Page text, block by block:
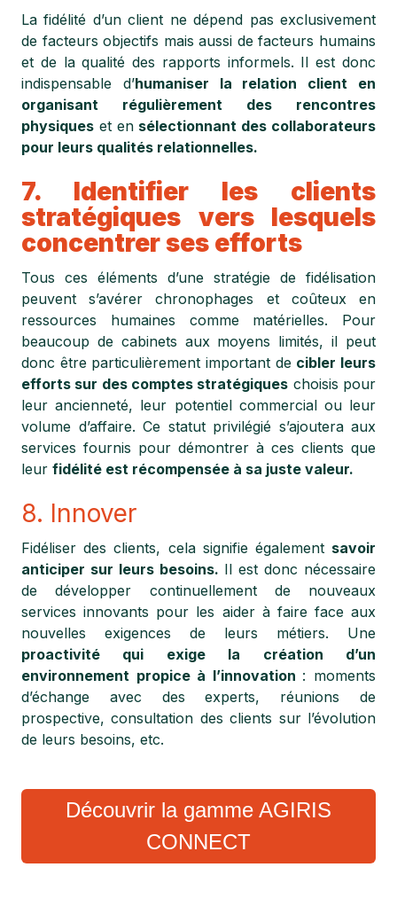
La fidélité d’un client ne dépend pas exclusivement
de facteurs objectifs mais aussi de facteurs humains
et de la qualité des rapports informels. Il est donc
indispensable d’humaniser la relation client en
organisant régulièrement des rencontres
physiques et en sélectionnant des collaborateurs
pour leurs qualités relationnelles.
7. Identifier les clients
stratégiques vers lesquels
concentrer ses efforts
Tous ces éléments d’une stratégie de fidélisation
peuvent s’avérer chronophages et coûteux en
ressources humaines comme matérielles. Pour
beaucoup de cabinets aux moyens limités, il peut
donc être particulièrement important de cibler leurs
efforts sur des comptes stratégiques choisis pour
leur ancienneté, leur potentiel commercial ou leur
volume d’affaire. Ce statut privilégié s’ajoutera aux
services fournis pour démontrer à ces clients que
leur fidélité est récompensée à sa juste valeur.
8. Innover
Fidéliser des clients, cela signifie également savoir
anticiper sur leurs besoins. Il est donc nécessaire
de développer continuellement de nouveaux
services innovants pour les aider à faire face aux
nouvelles exigences de leurs métiers. Une
proactivité qui exige la création d’un
environnement propice à l’innovation : moments
d’échange avec des experts, réunions de
prospective, consultation des clients sur l’évolution
de leurs besoins, etc.
Découvrir la gamme AGIRIS
CONNECT